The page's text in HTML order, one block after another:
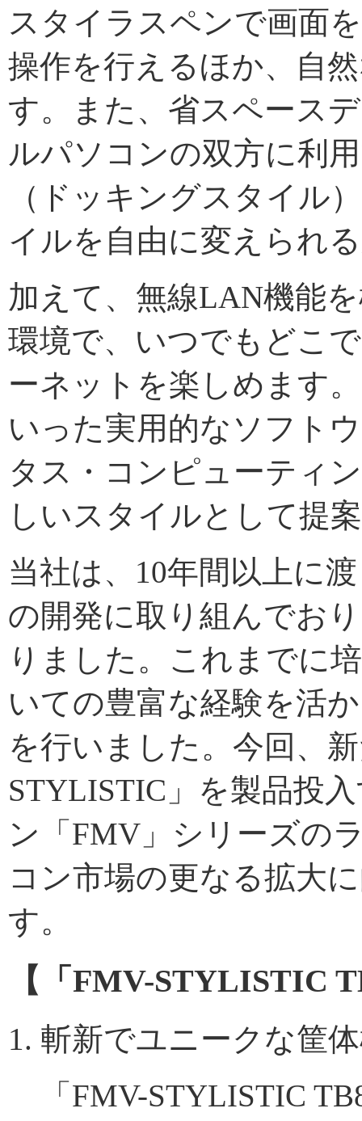
スタイラスペンで画面
操作を行えるほか、自
す。また、省スペース
ルパソコンの双方に利
（ドッキングスタイル
イルを自由に変えられ
加えて、無線LAN機能
環境で、いつでもどこ
ーネットを楽しめます
いった実用的なソフト
タス・コンピューティ
しいスタイルとして提
当社は、10年間以上に
の開発に取り組んでお
りました。これまでに
いての豊富な経験を活
を行いました。今回、
STYLISTIC」を製品投
ン「FMV」シリーズの
コン市場の更なる拡大
す。
【「FMV-STYLISTIC
斬新でユニークな筐
「FMV-STYLISTIC